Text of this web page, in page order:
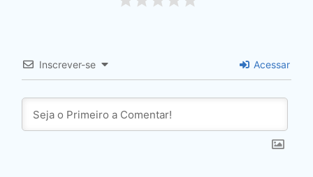
Inscrever-se Acessar